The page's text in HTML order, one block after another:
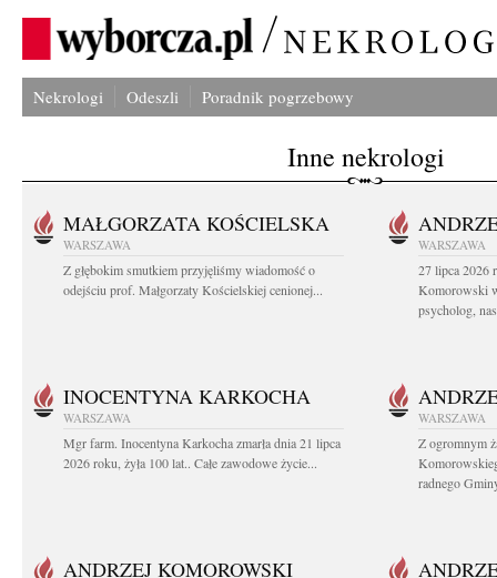
Nekrologi Odeszli Poradnik pogrzebowy
Inne nekrologi
MAŁGORZATA KOŚCIELSKA
WARSZAWA
Z głębokim smutkiem przyjęliśmy wiadomość o
odejściu prof. Małgorzaty Kościelskiej cenionej...
WARSZAWA
27 lipca 2026
Komorowski
psycholog,
INOCENTYNA KARKOCHA
WARSZAWA
Mgr farm. Inocentyna Karkocha zmarła dnia 21 lipca
2026 roku, żyła 100 lat.. Całe zawodowe życie...
WARSZAWA
Z ogromnym
radnego
ANDRZEJ KOMOROWSKI